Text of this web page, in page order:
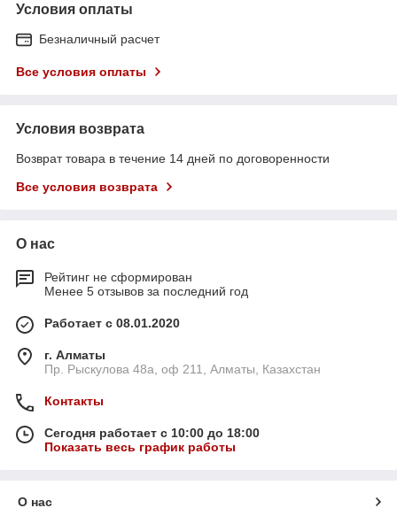
Условия оплаты
Безналичный расчет
Все условия оплаты
Условия возврата
Возврат товара в течение 14 дней по договоренности
Все условия возврата
О нас
Рейтинг не сформирован
Менее 5 отзывов за последний год
Работает с 08.01.2020
г. Алматы
Пр. Рыскулова 48а, оф 211, Алматы, Казахстан
Контакты
Сегодня работает с 10:00 до 18:00
Показать весь график работы
О нас